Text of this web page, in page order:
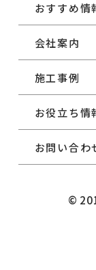
おすすめ情
会社案内
施工事例
お役立ち情
お問い合わ
©